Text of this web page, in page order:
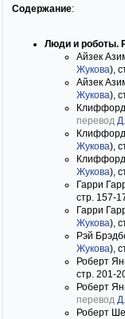
Содержание:
Люди и роботы.
Айзек
Жукова),
Айзек
Жукова),
перевод
Жукова),
Жукова),
Гарри
стр. 157-
Гарри
Жукова),
Рэй
Жукова),
Роберт
стр. 201-
Роберт
перевод
Роберт